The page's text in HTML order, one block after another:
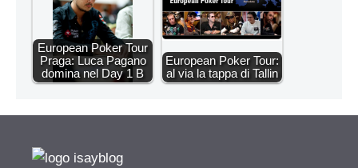
European Poker Tour
Praga: Luca Pagano
domina nel Day 1 B
European Poker Tour:
al via la tappa di Tallin